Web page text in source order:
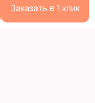
Заказать в 1 клик